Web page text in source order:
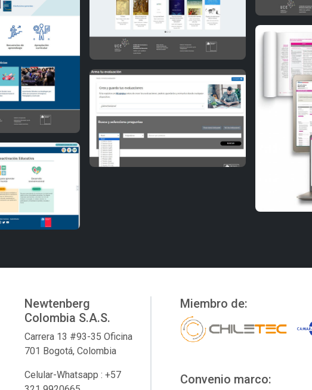
Newtenberg
Colombia S.A.S.
Carrera 13 #93-35 Oficina
701 Bogotá, Colombia
Celular-Whatsapp : +57
Miembro de:
Convenio marco: